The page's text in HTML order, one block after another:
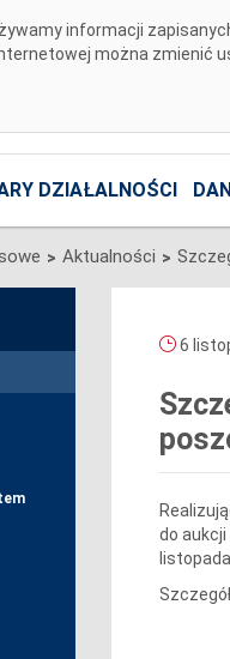
informacji
można zmienić
DZIAŁALNOŚCI
> Aktualności >
6
do